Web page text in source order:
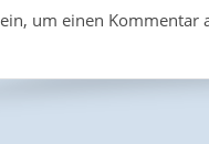
um einen Kommentar